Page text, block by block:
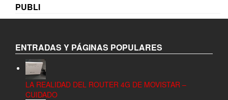
PUBLI
ENTRADAS Y PÁGINAS POPULARES
LA REALIDAD DEL ROUTER 4G DE MOVISTAR –
CUIDADO